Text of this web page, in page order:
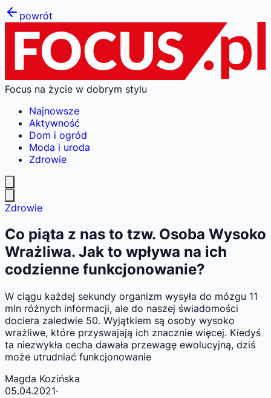
powrót
Focus na życie w dobrym stylu
Najnowsze
Aktywność
Dom i ogród
Moda i uroda
Zdrowie
Zdrowie
Co piąta z nas to tzw. Osoba Wysoko
Wrażliwa. Jak to wpływa na ich
codzienne funkcjonowanie?
W ciągu każdej sekundy organizm wysyła do mózgu 11
mln różnych informacji, ale do naszej świadomości
dociera zaledwie 50. Wyjątkiem są osoby wysoko
wrażliwe, które przyswajają ich znacznie więcej. Kiedyś
ta niezwykła cecha dawała przewagę ewolucyjną, dziś
może utrudniać funkcjonowanie
Magda Kozińska
05.04.2021·